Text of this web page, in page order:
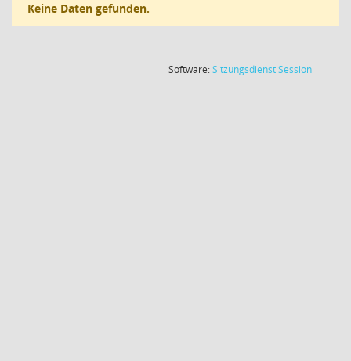
Keine Daten gefunden.
Software:SitzungsdienstSession(Wird in